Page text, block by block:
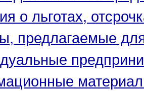
о льготах,
предлагаемые